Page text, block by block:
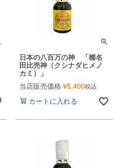
日本の八百万の神 「櫛名
田比売神（クシナダヒメノ
カミ）」
当店販売価格 ¥5,400税込
カートに入れる